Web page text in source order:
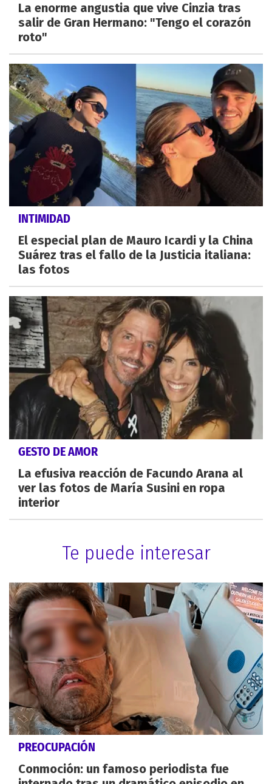
La enorme angustia que vive Cinzia tras
salir de Gran Hermano: "Tengo el corazón
roto"
INTIMIDAD
El especial plan de Mauro Icardi y la China
Suárez tras el fallo de la Justicia italiana:
las fotos
GESTO DE AMOR
La efusiva reacción de Facundo Arana al
ver las fotos de María Susini en ropa
interior
Te puede interesar
PREOCUPACIÓN
Conmoción: un famoso periodista fue